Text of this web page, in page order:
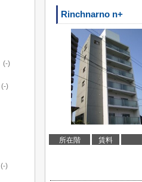
Rinchnarno n+
所在階 賃料
(-)
(-)
(-)